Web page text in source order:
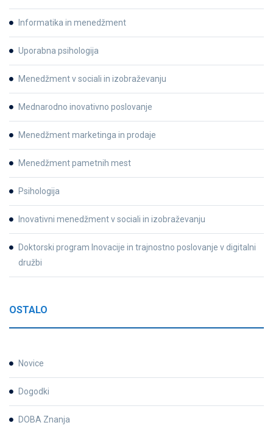
Informatika in menedžment
Uporabna psihologija
Menedžment v sociali in izobraževanju
Mednarodno inovativno poslovanje
Menedžment marketinga in prodaje
Menedžment pametnih mest
Psihologija
Inovativni menedžment v sociali in izobraževanju
Doktorski program Inovacije in trajnostno poslovanje v digitalni
družbi
OSTALO
Novice
Dogodki
DOBA Znanja